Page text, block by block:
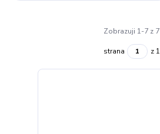
Zobrazuji 1-7 z 7
strana z 1